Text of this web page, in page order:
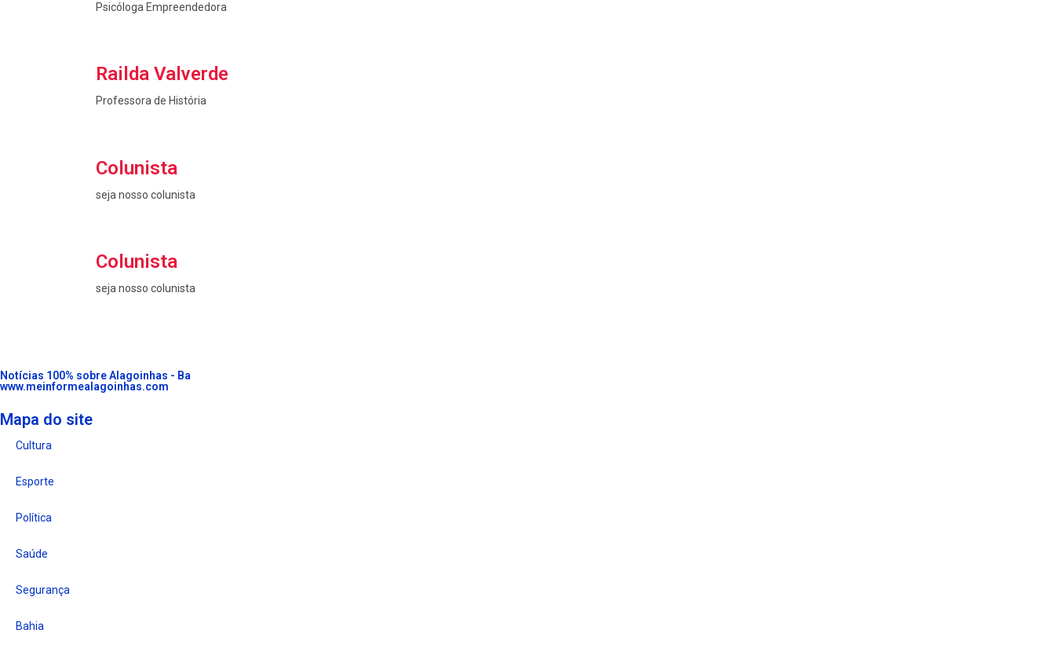
Psicóloga Empreendedora
Railda Valverde
Professora de História
Colunista
seja nosso colunista
Colunista
seja nosso colunista
Notícias 100% sobre Alagoinhas - Ba
www.meinformealagoinhas.com
Mapa do site
Cultura
Esporte
Política
Saúde
Segurança
Bahia